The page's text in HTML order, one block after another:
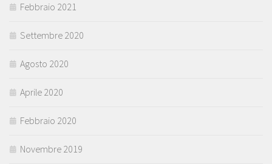
Febbraio 2021
Settembre 2020
Agosto 2020
Aprile 2020
Febbraio 2020
Novembre 2019